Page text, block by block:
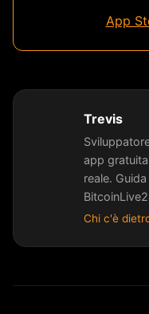
App
Trevis
app
reale.
Chi c'è